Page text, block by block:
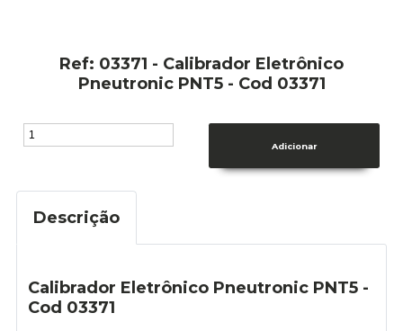
Ref: 03371 - Calibrador Eletrônico
Pneutronic PNT5 - Cod 03371
Descrição
Calibrador Eletrônico Pneutronic PNT5 -
Cod 03371